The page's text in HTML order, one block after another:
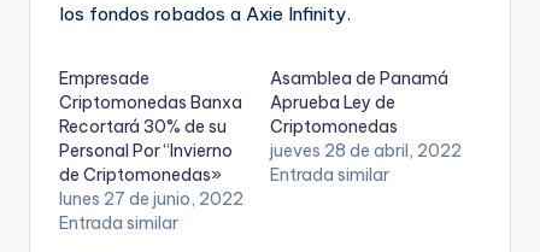
los fondos robados a Axie Infinity.
Empresade
Criptomonedas Banxa
Recortará 30% de su
Personal Por “Invierno
de Criptomonedas»
lunes 27 de junio, 2022
Entrada similar
Asamblea de Panamá
Aprueba Ley de
Criptomonedas
jueves 28 de abril, 2022
Entrada similar